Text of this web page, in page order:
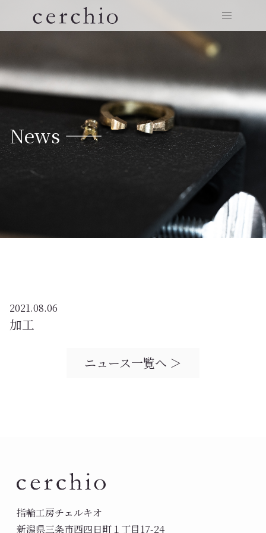
News ——
2021.08.06
加工
ニュース一覧へ ＞
指輪工房チェルキオ
新潟県三条市西四日町１丁目17-24